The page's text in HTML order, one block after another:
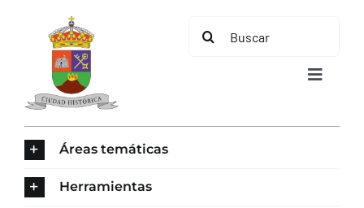
contenido
Buscar:
Toggle
Áreas temáticas
Herramientas